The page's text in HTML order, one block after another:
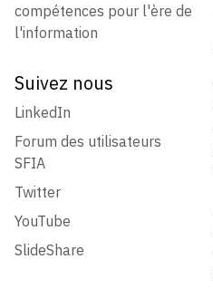
compétences pour l'ère de
l'information
Suivez nous
LinkedIn
Forum des utilisateurs
SFIA
Twitter
YouTube
SlideShare